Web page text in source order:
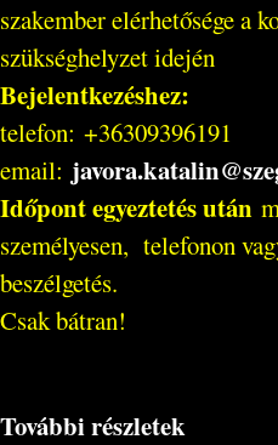
szakember elérhetősége a
szükséghelyzet idején
Bejelentkezéshez:
telefon: +36309396191
email:
Időpont egyeztetés után
személyesen, telefonon
beszélgetés.
Csak bátran!
További részletek